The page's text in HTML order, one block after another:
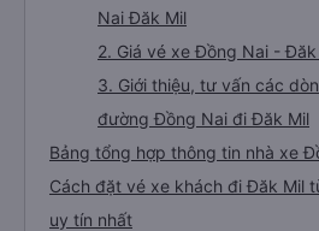
Nai Đăk Mil
2. Giá vé xe Đồng Nai - Đăk
3. Giới thiệu, tư vấn các
đường Đồng Nai đi Đăk Mil
Bảng tổng hợp thông tin nhà xe
Cách đặt vé xe khách đi Đăk Mil
uy tín nhất